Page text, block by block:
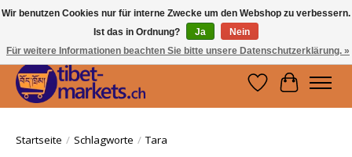
Handwerkskunst vom Dach der Welt.
Holen Sie sich ein Stück Tibet.
Wunschzettel
Ihr
Startseite / Schlagworte / Tara
Wir benutzen Cookies nur für interne Zwecke um den Webshop zu verbessern.
Ist das in Ordnung?
Ja
Nein
Für weitere Informationen beachten Sie bitte unsere Datenschutzerklärung. »